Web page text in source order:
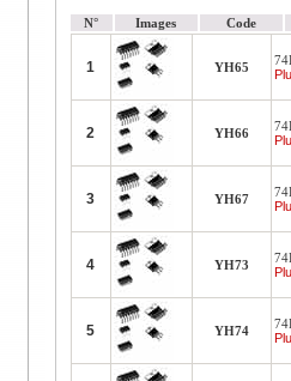
N° Images Code
1 YH65
2 YH66
3 YH67
4 YH73
5 YH74